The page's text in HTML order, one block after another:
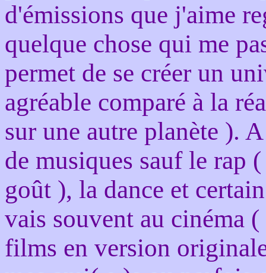
d'émissions que j'aime
quelque chose qui me
permet de se créer un
agréable comparé à la
sur une autre planète ).
de musiques sauf le rap
goût ), la dance et
vais souvent au cinéma
films en version